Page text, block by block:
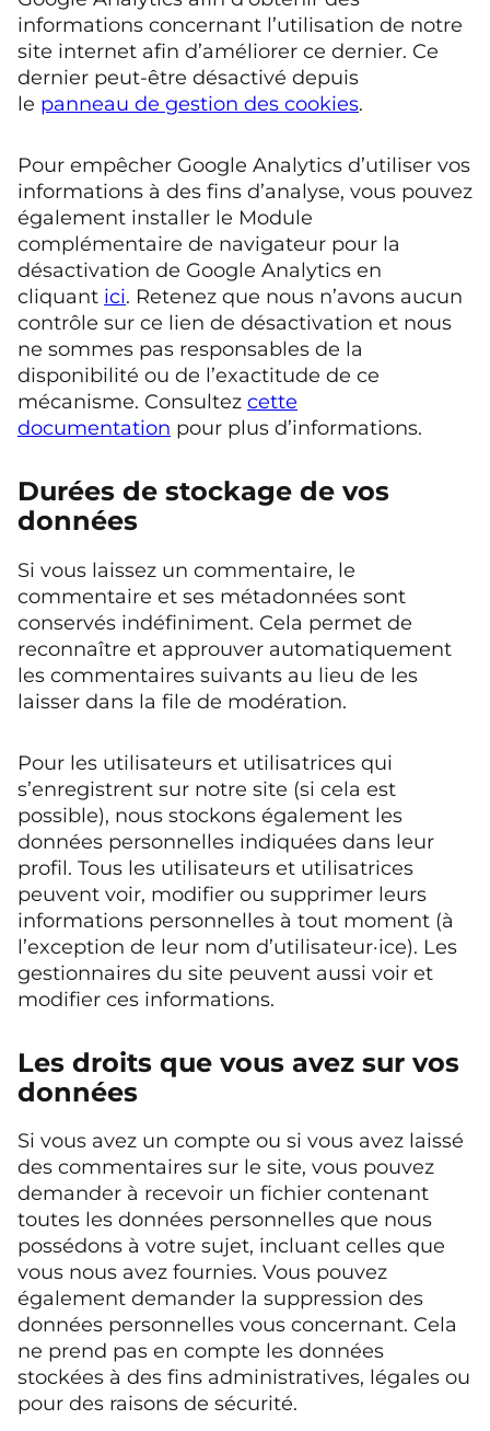
informations concernant l’utilisation de notre
site internet afin d’améliorer ce dernier. Ce
dernier peut-être désactivé depuis
le panneau de gestion des cookies.
Pour empêcher Google Analytics d’utiliser vos
informations à des fins d’analyse, vous pouvez
également installer le Module
complémentaire de navigateur pour la
désactivation de Google Analytics en
cliquant ici. Retenez que nous n’avons aucun
contrôle sur ce lien de désactivation et nous
ne sommes pas responsables de la
disponibilité ou de l’exactitude de ce
mécanisme. Consultez cette
documentation pour plus d’informations.
Durées de stockage de vos
données
Si vous laissez un commentaire, le
commentaire et ses métadonnées sont
conservés indéfiniment. Cela permet de
reconnaître et approuver automatiquement
les commentaires suivants au lieu de les
laisser dans la file de modération.
Pour les utilisateurs et utilisatrices qui
s’enregistrent sur notre site (si cela est
possible), nous stockons également les
données personnelles indiquées dans leur
profil. Tous les utilisateurs et utilisatrices
peuvent voir, modifier ou supprimer leurs
informations personnelles à tout moment (à
l’exception de leur nom d’utilisateur·ice). Les
gestionnaires du site peuvent aussi voir et
modifier ces informations.
Les droits que vous avez sur vos
données
Si vous avez un compte ou si vous avez laissé
des commentaires sur le site, vous pouvez
demander à recevoir un fichier contenant
toutes les données personnelles que nous
possédons à votre sujet, incluant celles que
vous nous avez fournies. Vous pouvez
également demander la suppression des
données personnelles vous concernant. Cela
ne prend pas en compte les données
stockées à des fins administratives, légales ou
pour des raisons de sécurité.